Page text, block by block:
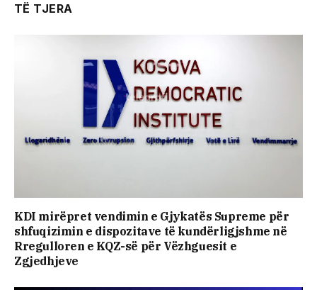
TË TJERA
KDI mirëpret vendimin e Gjykatës Supreme për
shfuqizimin e dispozitave të kundërligjshme në
Rregulloren e KQZ-së për Vëzhguesit e
Zgjedhjeve